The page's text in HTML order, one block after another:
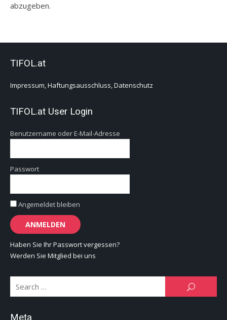
abzugeben.
TIFOL.at
Impressum, Haftungsausschluss, Datenschutz
TIFOL.at User Login
Benutzername oder E-Mail-Adresse
Passwort
Angemeldet bleiben
Haben Sie Ihr Passwort vergessen?
Werden Sie Mitglied bei uns
SEARCH
Meta